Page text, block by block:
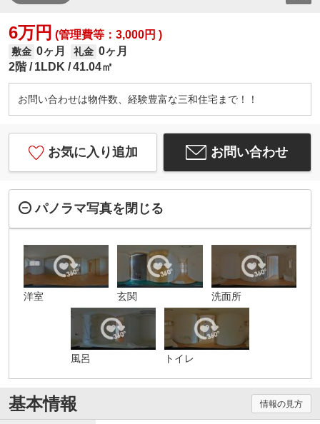
6万円 (管理費等：3,000円 )
敷金 0ヶ月 礼金 0ヶ月
2階
1LDK 41.04㎡
お問い合わせは物件数、経験豊富な三和住宅まで！！
お気に入り追加 お問い合わせ
パノラマ写真を閉じる
洋室 玄関 洗面所
風呂 トイレ
基本情報 情報の見方